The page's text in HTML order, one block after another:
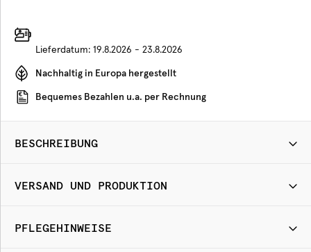
Lieferdatum: 19.8.2026 - 23.8.2026
Nachhaltig in Europa hergestellt
Bequemes Bezahlen u.a. per Rechnung
BESCHREIBUNG
VERSAND UND PRODUKTION
PFLEGEHINWEISE